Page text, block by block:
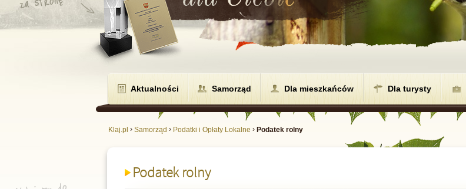
Aktualności Samorząd Dla mieszkańców Dla turysty
Klaj.pl › Samorząd › Podatki i Opłaty Lokalne › Podatek rolny
Podatek rolny